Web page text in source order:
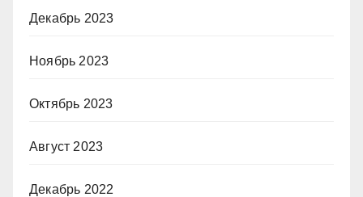
Декабрь 2023
Ноябрь 2023
Октябрь 2023
Август 2023
Декабрь 2022